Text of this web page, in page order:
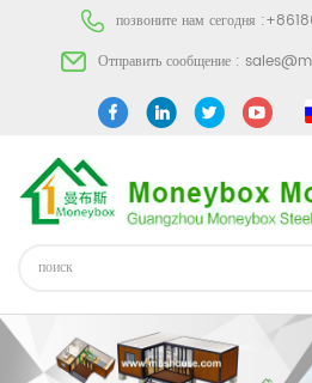
позвоните нам сегодня :
Отправить сообщение :